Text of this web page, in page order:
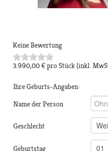
Keine Bewertung
3.990,00 €pro Stück(inkl.
Ihre Geburts-Angaben:
Name der Person
Geschlecht
Geburtstag